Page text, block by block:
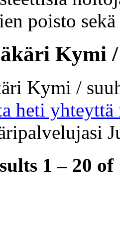
poisto
Kymi
Kymi /
heti yhteyttä
1 – 20 of